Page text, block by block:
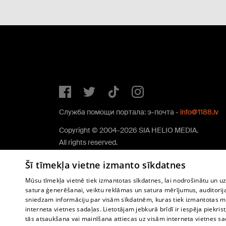
Служба помощи портала: э-почта - info@1188.lv
Copyright © 2004-2026 SIA HELIO MEDIA.
All rights reserved.
Šī tīmekļa vietne izmanto sīkdatnes
Mūsu tīmekļa vietnē tiek izmantotas sīkdatnes, lai nodrošinātu un
satura ģenerēšanai, veiktu reklāmas un satura mērījumus,
sniedzam informāciju par visām sīkdatnēm, kuras tiek izmantotas
interneta vietnes sadaļas. Lietotājam jebkurā brīdī ir iespēja
tās atsaukšana vai mainīšana attiecas uz visām interneta vietnes